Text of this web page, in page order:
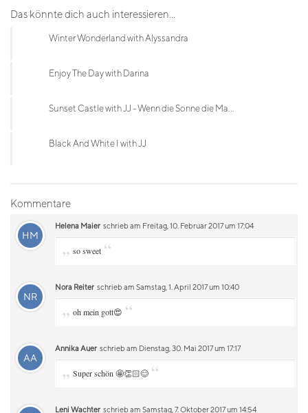
Das könnte dich auch interessieren...
Winter Wonderland with Alyssandra
Enjoy The Day with Darina
Sunset Castle with JJ - Wenn die Sonne die Ma...
Black And White I with JJ
Kommentare
HM
Helena Maier schrieb am Freitag, 10. Februar 2017 um 17:04
„ so sweet “
NR
Nora Reiter schrieb am Samstag, 1. April 2017 um 10:40
„ oh mein gott😍 “
AA
Annika Auer schrieb am Dienstag, 30. Mai 2017 um 17:17
„ Super schön 🤩👏🏻😊 “
Leni Wachter schrieb am Samstag, 7. Oktober 2017 um 14:54